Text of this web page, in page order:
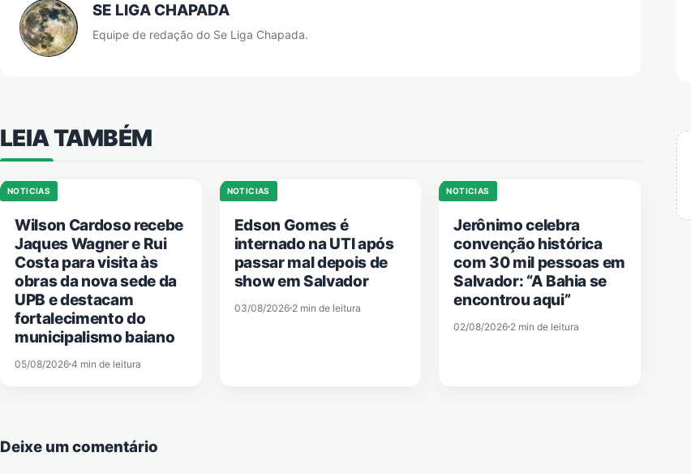
SE LIGA CHAPADA
Equipe de redação do Se Liga Chapada.
LEIA TAMBÉM
NOTICIAS
Wilson Cardoso recebe
Jaques Wagner e Rui
Costa para visita às
obras da nova sede da
UPB e destacam
fortalecimento do
municipalismo baiano
05/08/2026 4 min de leitura
NOTICIAS
Edson Gomes é
internado na UTI após
passar mal depois de
show em Salvador
03/08/2026 2 min de leitura
NOTICIAS
Jerônimo celebra
convenção histórica
com 30 mil pessoas em
Salvador: “A Bahia se
encontrou aqui”
02/08/2026 2 min de leitura
Deixe um comentário